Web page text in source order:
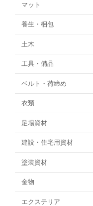
マット
養生・梱包
土木
工具・備品
ベルト・荷締め
衣類
足場資材
建設・住宅用資材
塗装資材
金物
エクステリア